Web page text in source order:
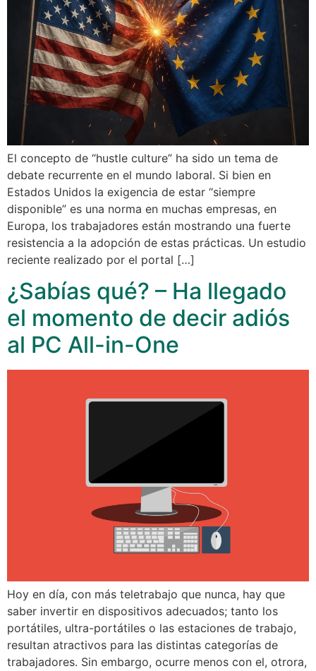
El concepto de “hustle culture” ha sido un tema de
debate recurrente en el mundo laboral. Si bien en
Estados Unidos la exigencia de estar “siempre
disponible” es una norma en muchas empresas, en
Europa, los trabajadores están mostrando una fuerte
resistencia a la adopción de estas prácticas. Un estudio
reciente realizado por el portal […]
¿Sabías qué? – Ha llegado
el momento de decir adiós
al PC All-in-One
Hoy en día, con más teletrabajo que nunca, hay que
saber invertir en dispositivos adecuados; tanto los
portátiles, ultra-portátiles o las estaciones de trabajo,
resultan atractivos para las distintas categorías de
trabajadores. Sin embargo, ocurre menos con el, otrora,